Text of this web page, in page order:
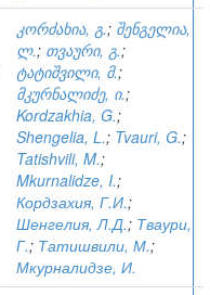
კორძახია, გ.; შენგელია,
ლ.; თვაური, გ.;
ტატიშვილი, მ.;
მკურნალიძე, ი.;
Kordzakhia, G.;
Shengelia, L.; Tvauri, G.;
Tatishvili, M.;
Mkurnalidze, I.;
Кордзахия, Г.И.;
Шенгелия, Л.Д.; Тваури,
Г.; Татишвили, М.;
Мкурналидзе, И.